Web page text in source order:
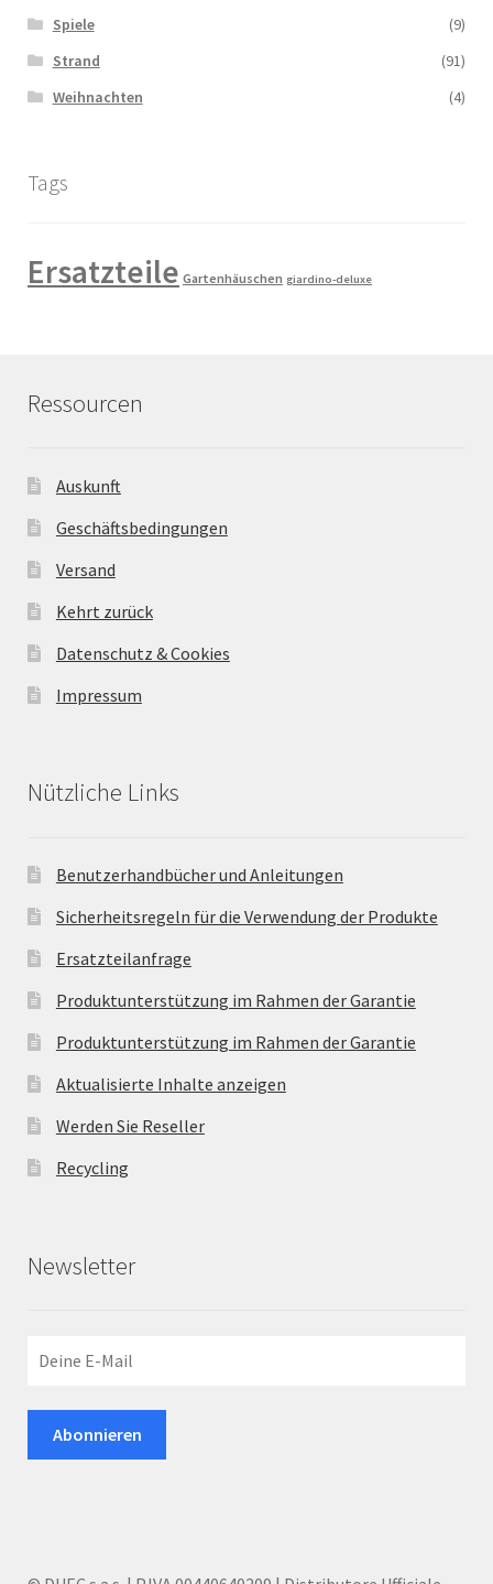
Spiele
(9)
Strand
(91)
Weihnachten
(4)
Tags
Ersatzteile Gartenhäuschen giardino-deluxe
Ressourcen
Auskunft
Geschäftsbedingungen
Versand
Kehrt zurück
Datenschutz & Cookies
Impressum
Nützliche Links
Benutzerhandbücher und Anleitungen
Sicherheitsregeln für die Verwendung der Produkte
Ersatzteilanfrage
Produktunterstützung im Rahmen der Garantie
Produktunterstützung im Rahmen der Garantie
Aktualisierte Inhalte anzeigen
Werden Sie Reseller
Recycling
Newsletter